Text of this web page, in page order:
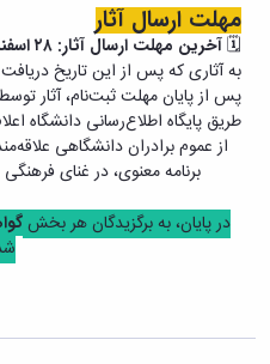
مهلت ارسال آثار
🗓آخرین مهلت ارسال آثار: ۲۸ اسفند ماه ۱۴۰۴
به آثاری که پس از این تاریخ
پس از پایان مهلت ثبت‌نام، آثار
طریق پایگاه اطلاع‌رسانی دانشگاه
از عموم برادران دانشگاهی
برنامه معنوی، در غنای
در پایان، به برگزیدگان هر بخش